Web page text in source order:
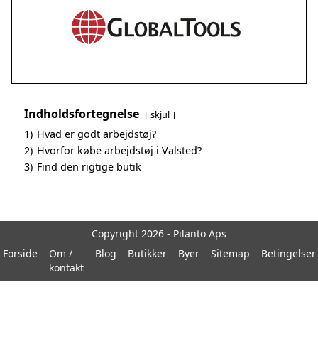
Indholdsfortegnelse skjul
1) Hvad er godt arbejdstøj?
2) Hvorfor købe arbejdstøj i Valsted?
3) Find den rigtige butik
Copyright 2026 - Pilanto Aps
Forside
Om /
kontakt
Blog Butikker Byer Sitemap Betingelser